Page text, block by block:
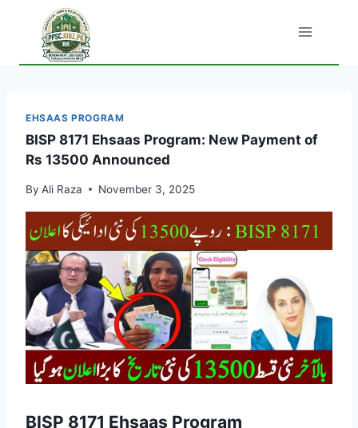
content
EHSAAS PROGRAM
BISP 8171 Ehsaas Program: New Payment of
Rs 13500 Announced
By Ali Raza November 3, 2025
BISP 8171 Ehsaas Program